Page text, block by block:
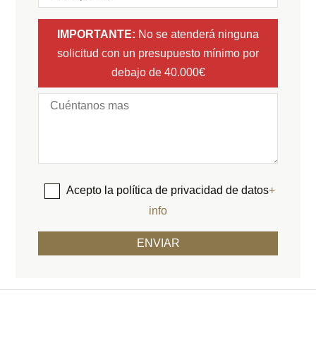
IMPORTANTE: No se atenderá ninguna
solicitud con un presupuesto mínimo por
debajo de 40.000€
Acepto la política de privacidad de datos+
info